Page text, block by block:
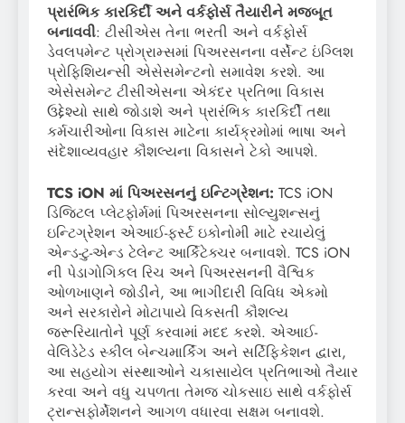
પ્રારંભિક કારકિર્દી અને વર્કફોર્સ તૈયારીને મજબૂત
બનાવવી: ટીસીએસ તેના ભરતી અને વર્કફોર્સ
ડેવલપમેન્ટ પ્રોગ્રામ્સમાં પિઅરસનના વર્સેન્ટ ઇંગ્લિશ
પ્રોફિશિયન્સી એસેસમેન્ટનો સમાવેશ કરશે. આ
એસેસમેન્ટ ટીસીએસના એકંદર પ્રતિભા વિકાસ
ઉદ્દેશ્યો સાથે જોડાશે અને પ્રારંભિક કારકિર્દી તથા
કર્મચારીઓના વિકાસ માટેના કાર્યક્રમોમાં ભાષા અને
સંદેશાવ્યવહાર કૌશલ્યના વિકાસને ટેકો આપશે.
TCS iON માં પિઅરસનનું ઇન્ટિગ્રેશન: TCS iON
ડિજિટલ પ્લેટફોર્મમાં પિઅરસનના સોલ્યુશન્સનું
ઇન્ટિગ્રેશન એઆઈ-ફર્સ્ટ ઇકોનોમી માટે રચાયેલું
એન્ડ-ટુ-એન્ડ ટેલેન્ટ આર્કિટેક્ચર બનાવશે. TCS iON
ની પેડાગોગિકલ રિચ અને પિઅરસનની વૈશ્વિક
ઓળખાણને જોડીને, આ ભાગીદારી વિવિધ એકમો
અને સરકારોને મોટાપાયે વિકસતી કૌશલ્ય
જરૂરિયાતોને પૂર્ણ કરવામાં મદદ કરશે. એઆઈ-
વેલિડેટેડ સ્કીલ બેન્ચમાર્કિંગ અને સર્ટિફિકેશન દ્વારા,
આ સહયોગ સંસ્થાઓને ચકાસાયેલ પ્રતિભાઓ તૈયાર
કરવા અને વધુ ચપળતા તેમજ ચોકસાઇ સાથે વર્કફોર્સ
ટ્રાન્સફોર્મેશનને આગળ વધારવા સક્ષમ બનાવશે.